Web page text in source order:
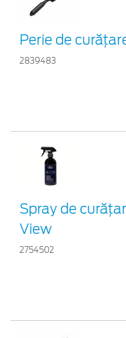
Perie de
2839483
Spray de
View
2754502